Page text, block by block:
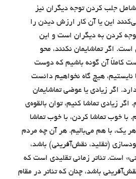
شامل جلب کردن توجه دیگران نیز
این یا آن کار ارزش دیدن را
کردن به دیگران است و این
است. اگر تماشایمان نکنند، محو
کاملاً آن گونه باشیم که دوست
نایستیم، هیچ گاه نخواهیم دانست
اگر زیادی یا عوضی تماشایمان
زیادی تماشا کنیم، توان بالقوه‌ی
خوب تماشا کردن، با خوب تماشا
یک، با هم می‌بالیم. هر آن چه مردم
(تقلید، نقش‌آفرینی) باشد،
است. تئاتر زمانی تقلیدی است که
باشد، چنان که تئاتر در مقام